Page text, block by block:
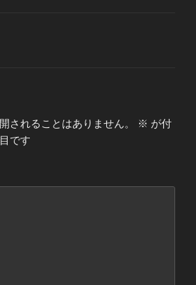
されることはありません。 ※ が付
です